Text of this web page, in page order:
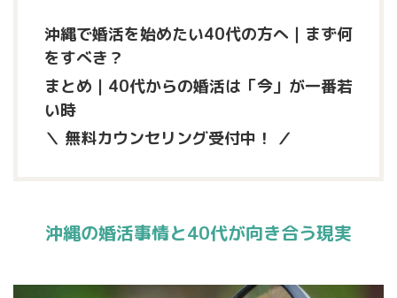
沖縄で婚活を始めたい40代の方へ｜まず何
をすべき？
まとめ｜40代からの婚活は「今」が一番若
い時
＼ 無料カウンセリング受付中！ ／
沖縄の婚活事情と40代が向き合う現実